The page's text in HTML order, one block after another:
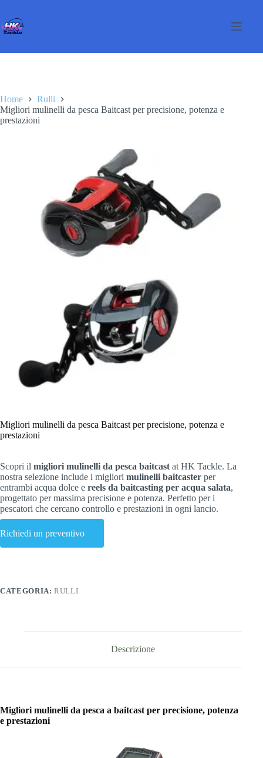
contenuto
Home
Rulli
Migliori mulinelli da pesca Baitcast per precisione, potenza e
prestazioni
Migliori mulinelli da pesca Baitcast per precisione, potenza e
prestazioni
Scopri il migliori mulinelli da pesca baitcastat HK Tackle. La
nostra selezione include i migliori mulinelli baitcaster per
entrambi acqua dolce e reels da baitcasting per acqua salata,
progettato per massima precisione e potenza. Perfetto per i
pescatori che cercano controllo e prestazioni in ogni lancio.
Richiedi un preventivo
CATEGORIA:RULLI
Descrizione
Migliori mulinelli da pesca a baitcast per precisione, potenza
e prestazioni